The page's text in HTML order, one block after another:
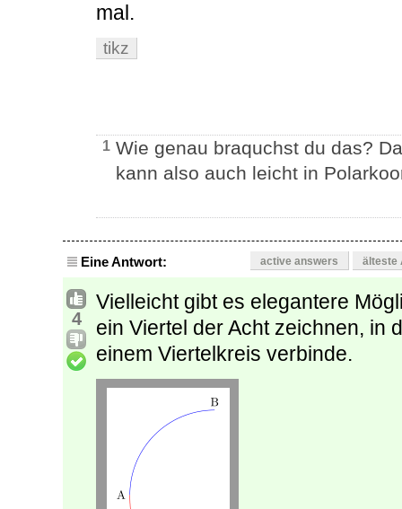
mal.
tikz
1 Wie genau braquchst du das?
kann also auch leicht in
Eine Antwort: active answers älteste
4
Vielleicht gibt es elegantere
ein Viertel der Acht zeichnen, in
einem Viertelkreis verbinde.